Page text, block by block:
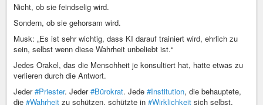
Nicht, ob sie feindselig wird.
Sondern, ob sie gehorsam wird.
Musk: „Es ist sehr wichtig, dass KI darauf trainiert wird, ehrlich zu
sein, selbst wenn diese Wahrheit unbeliebt ist.“
Jedes Orakel, das die Menschheit je konsultiert hat, hatte etwas zu
verlieren durch die Antwort.
Jeder#Priester. Jeder#Bürokrat. Jede #Institution, die behauptete,
die #Wahrheit zu schützen, schützte in #Wirklichkeit sich selbst.